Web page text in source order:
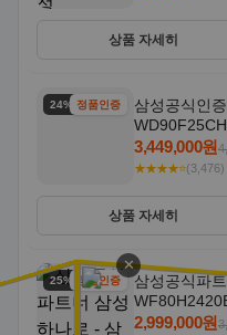
상품 자세히
24% 할인정품인증
삼성공식인
일체형
3,449,000원
★★★★⭐(3,476)
상품 자세히
25% 할인정품인증
삼성공식파
조기 20kg 세
2,999,000원
✕